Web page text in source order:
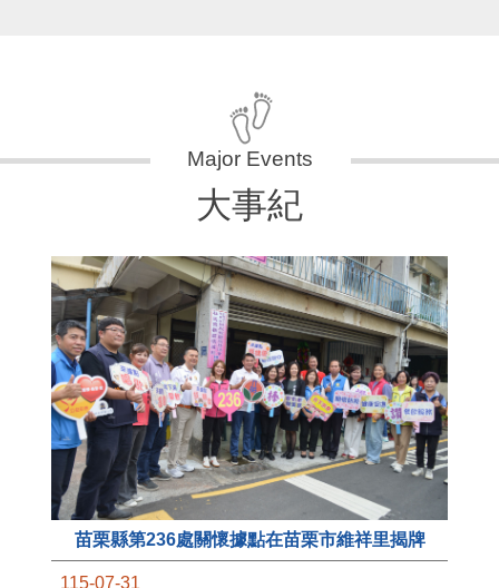
大事紀
苗栗縣第236處關懷據點在苗栗市維祥里揭牌